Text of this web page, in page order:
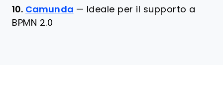
10. Camunda — Ideale per il supporto a
BPMN 2.0